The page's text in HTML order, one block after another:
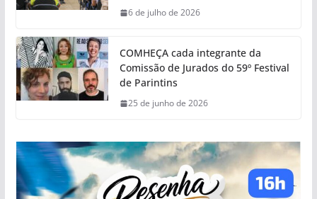
6 de julho de 2026
COMHEÇA cada integrante da
Comissão de Jurados do 59º Festival
de Parintins
25 de junho de 2026